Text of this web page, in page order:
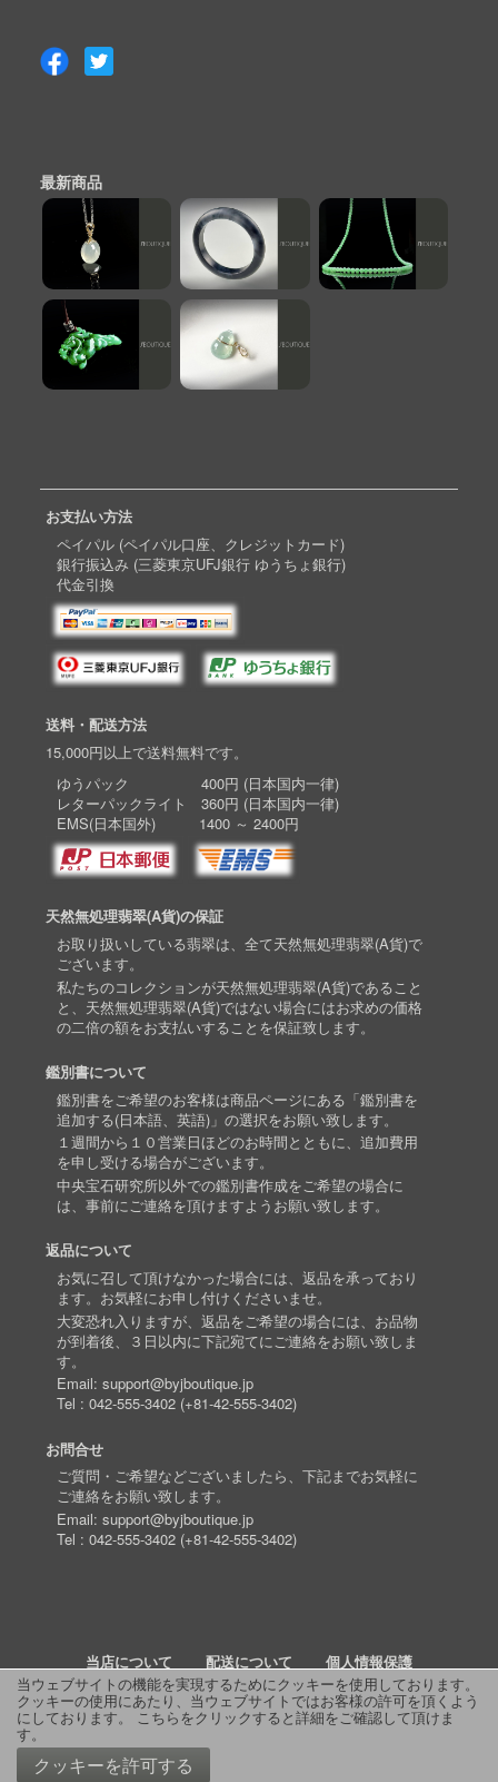
当ウェブサイトの機能を実現するためにクッキーを使用しております。
クッキーの使用にあたり、当ウェブサイトではお客様の許可を頂くよう
にしております。 こちらをクリックすると詳細をご確認して頂けま
す。
クッキーを許可する
最新商品
お支払い方法
ペイパル (ペイパル口座、クレジットカード)
銀行振込み (三菱東京UFJ銀行 ゆうちょ銀行)
代金引換
送料・配送方法
15,000円以上で送料無料です。
ゆうパック 400円 (日本国内一律)
レターパックライト 360円 (日本国内一律)
EMS(日本国外) 1400 ～ 2400円
天然無処理翡翠(A貨)の保証
お取り扱いしている翡翠は、全て天然無処理翡翠(A貨)で
ございます。
私たちのコレクションが天然無処理翡翠(A貨)であること
と、天然無処理翡翠(A貨)ではない場合にはお求めの価格
の二倍の額をお支払いすることを保証致します。
鑑別書について
鑑別書をご希望のお客様は商品ページにある「鑑別書を
追加する(日本語、英語)」の選択をお願い致します。
１週間から１０営業日ほどのお時間とともに、追加費用
を申し受ける場合がございます。
中央宝石研究所以外での鑑別書作成をご希望の場合に
は、事前にご連絡を頂けますようお願い致します。
返品について
お気に召して頂けなかった場合には、返品を承っており
ます。お気軽にお申し付けくださいませ。
大変恐れ入りますが、返品をご希望の場合には、お品物
が到着後、３日以内に下記宛てにご連絡をお願い致しま
す。
Email: support@byjboutique.jp
Tel : 042-555-3402(+81-42-555-3402)
お問合せ
ご質問・ご希望などございましたら、下記までお気軽に
ご連絡をお願い致します。
Email: support@byjboutique.jp
Tel : 042-555-3402(+81-42-555-3402)
当店について 配送について
個人情報保護
詳細検索
よくあるご質問 お問い合わせ RSS
© 2011 J Boutique